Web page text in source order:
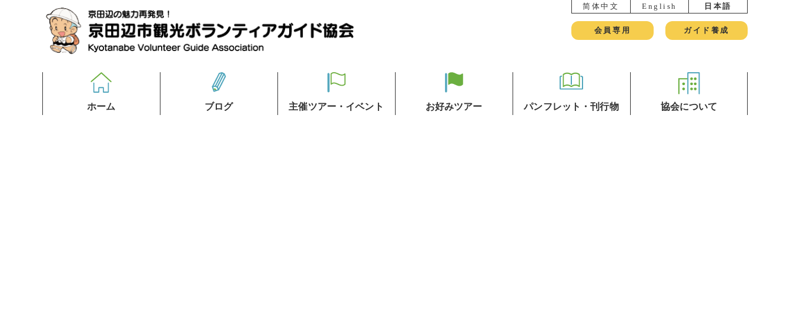
简体中文 English 日本語
会員専用 ガイド養成
ホーム ブログ 主催ツアー・イベント お好みツアー パンフレット・刊行物 協会について